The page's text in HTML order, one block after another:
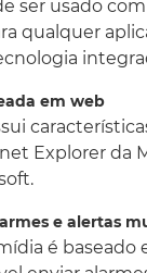
ser usado
qualquer
em web
Explorer da
e alertas
é baseado